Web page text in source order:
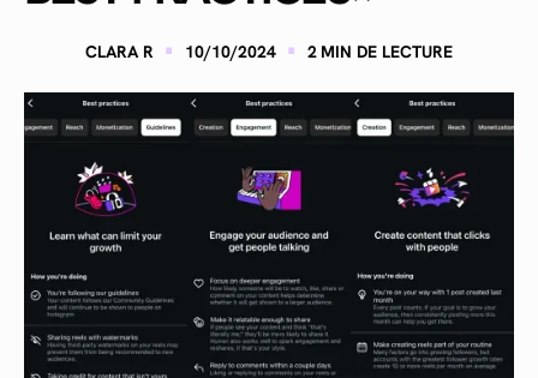
CLARA R · 10/10/2024 · 2 MIN DE LECTURE